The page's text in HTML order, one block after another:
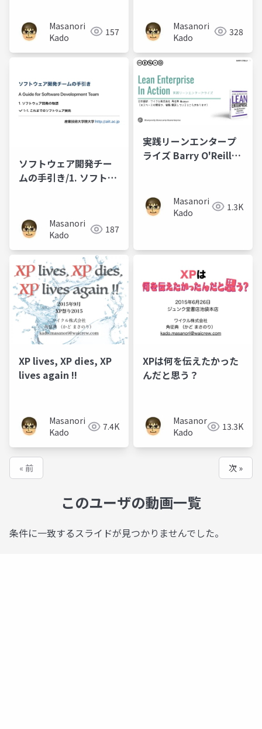
始めようMasanori
Kado
157
Masanori
Kado
328
ソフトウェア開発チー
ムの手引き/1. ソフトウ
開発
Masanori
Kado
187
実践リーンエンタープ
ライズ Barry O'Reilly
Masanori
Kado
1.3K
XP lives, XP dies, XP
lives again !!
Masanori
Kado
7.4K
XPは何を伝えたかった
んだと思う？
Masanori
Kado
13.3K
« 前 次 »
このユーザの動画一覧
条件に一致するスライドが見つかりませんでした。